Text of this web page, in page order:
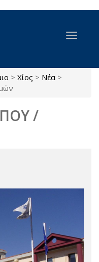
Toggle
> Χίος > Νέα >
/